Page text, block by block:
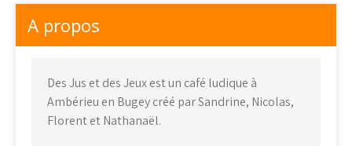
A propos
Des Jus et des Jeux est un café ludique à
Ambérieu en Bugey créé par Sandrine, Nicolas,
Florent et Nathanaël.